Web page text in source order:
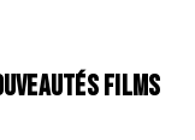
films